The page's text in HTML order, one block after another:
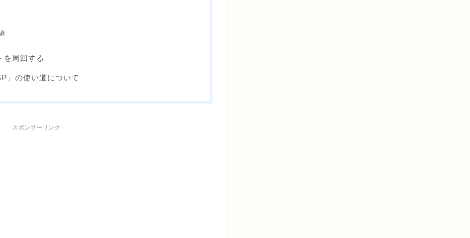
を周回する
」の使い道について
スポンサーリンク